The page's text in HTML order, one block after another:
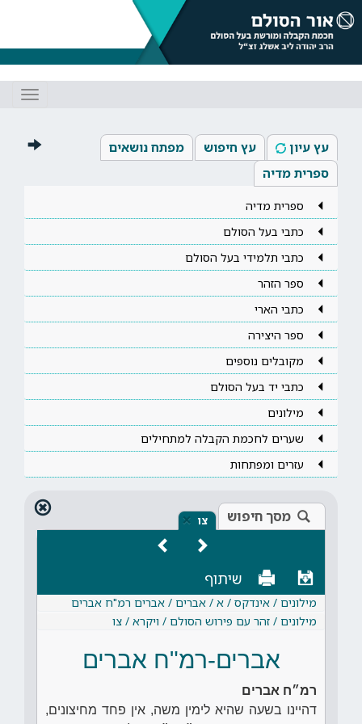
עץ עיון עץ חיפוש
מפתח נושאים
ספרית מדיה
ספרית מדיה
כתבי בעל הסולם
כתבי תלמידי בעל הסולם
ספר הזהר
כתבי הארי
ספר היצירה
מקובלים נוספים
כתבי יד בעל הסולם
מילונים
שערים לחכמת הקבלה למתחילים
עזרים ומפתחות
מסך חיפוש צו ×
שיתוף
מילונים / אינדקס / א / אברים / אברים רמ"ח אברים
מילונים / זהר עם פירוש הסולם / ויקרא / צו
אברים-רמ"ח אברים
רמ״ח אברים
דהיינו בשעה שהיא לימין משה, אין פחד מחיצונים,